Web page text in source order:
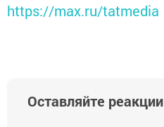
https://max.ru/tatmedia
Оставляйте реакции